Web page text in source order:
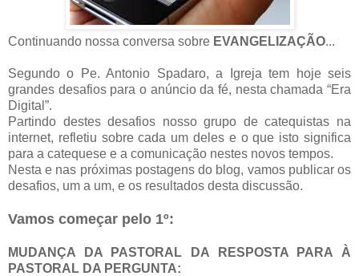
Continuando nossa conversa sobre EVANGELIZAÇÃO...
Segundo o Pe. Antonio Spadaro, a Igreja tem hoje seis
grandes desafios para o anúncio da fé, nesta chamada “Era
Digital”.
Partindo destes desafios nosso grupo de catequistas na
internet, refletiu sobre cada um deles e o que isto significa
para a catequese e a comunicação nestes novos tempos.
Nesta e nas próximas postagens do blog, vamos publicar os
desafios, um a um, e os resultados desta discussão.
Vamos começar pelo 1º:
MUDANÇA DA PASTORAL DA RESPOSTA PARA À
PASTORAL DA PERGUNTA: